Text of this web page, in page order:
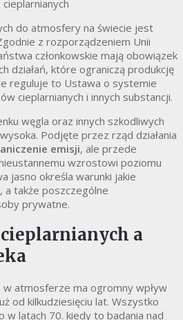
do atmosfery na świecie jest
z rozporządzeniem Unii
członkowskie mają obowiązek
działań, które ograniczą produkcję
reguluje to Ustawa o systemie
cieplarnianych i innych substancji.
węgla oraz innych szkodliwych
Podjęte przez rząd działania
emisji, ale przede
wzrostowi poziomu
jasno określa warunki jakie
a także poszczególne
prywatne.
a
w atmosferze ma ogromny wpływ
od kilkudziesięciu lat. Wszystko
w latach 70. kiedy to badania nad